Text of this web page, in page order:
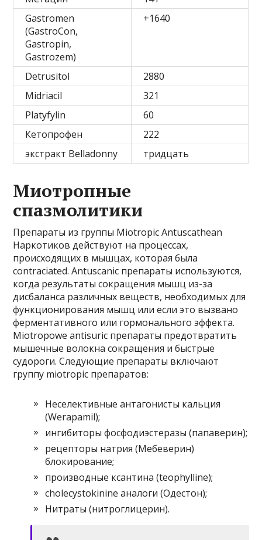
Gastromen
(GastroCon,
Gastropin,
Gastrozem)
+1640
Detrusitol
2880
Midriacil
321
Platyfylin
60
Кетопрофен
222
экстракт Belladonny
тридцать
Миотропные
спазмолитики
Препараты из группы Miotropic Antuscathean
Наркотиков действуют на процессах,
происходящих в мышцах, которая была
contraciated. Antuscanic препараты используются,
когда результаты сокращения мышц из-за
дисбаланса различных веществ, необходимых для
функционирования мышц или если это вызвано
ферментативного или гормонального эффекта.
Miotropowe antisuric препараты предотвратить
мышечные волокна сокращения и быстрые
судороги. Следующие препараты включают
группу miotropic препаратов:
Неселективные антагонисты кальция
(Werapamil);
ингибиторы фосфодиэстеразы (папаверин);
рецепторы натрия (Мебеверин)
блокирование;
производные ксантина (teophylline);
cholecystokinine аналоги (Одестон);
Нитраты (нитроглицерин).